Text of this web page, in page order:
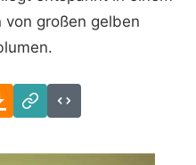
von großen gelben
Download
Link
Code